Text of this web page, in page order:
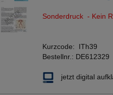
Sonderdruck - Kein
Kurzcode: ITh39
Bestellnr.: DE612329
jetzt digital